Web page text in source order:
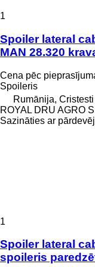
1
Spoiler lateral
MAN 28.320
Cena pēc
Spoileris
Rumānija, Cristesti
ROYAL DRU AGRO
Sazināties ar
1
Spoiler lateral
spoileris